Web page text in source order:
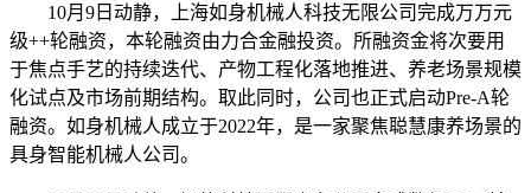
10月9日动静，上海如身机械人科技无限公司完成万万元
级++轮融资，本轮融资由力合金融投资。所融资金将次要用
于焦点手艺的持续迭代、产物工程化落地推进、养老场景规模
化试点及市场前期结构。取此同时，公司也正式启动Pre-A轮
融资。如身机械人成立于2022年，是一家聚焦聪慧康养场景的
具身智能机械人公司。